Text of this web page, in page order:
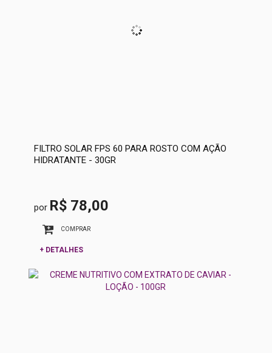
FILTRO SOLAR FPS 60 PARA ROSTO COM AÇÃO
HIDRATANTE - 30GR
por R$ 78,00
COMPRAR
+ DETALHES